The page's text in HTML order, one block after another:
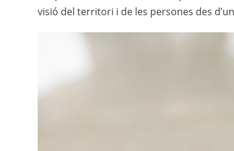
visió del territori i de les persones des